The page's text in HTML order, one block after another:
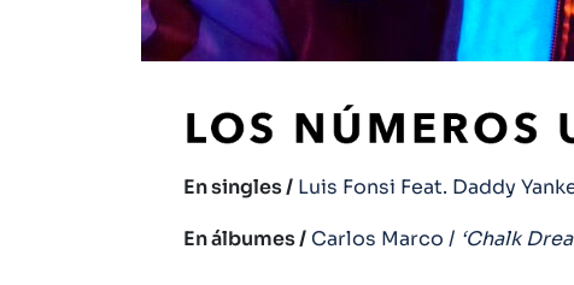
En singles / Luis Fonsi Feat. Daddy
En álbumes / Carlos Marco / ‘Chalk